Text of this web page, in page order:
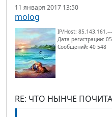
11 января 2017 13:50
molog
IP/Host: 85.143.161.---
Дата регистрации:
Сообщений: 40 548
RE: ЧТО НЫНЧЕ